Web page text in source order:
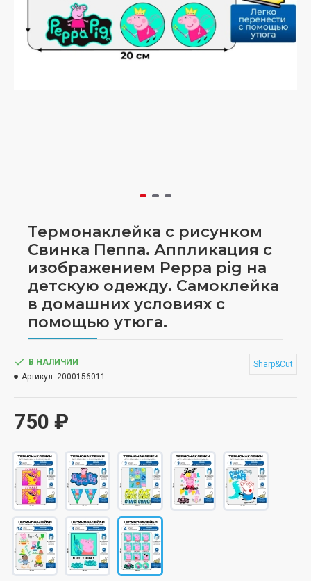
Термонаклейка с рисунком
Свинка Пеппа. Аппликация с
изображением Peppa pig на
детскую одежду. Самоклейка
в домашних условиях с
помощью утюга.
750 ₽
В НАЛИЧИИ
Артикул: 2000156011
Sharp&Cut